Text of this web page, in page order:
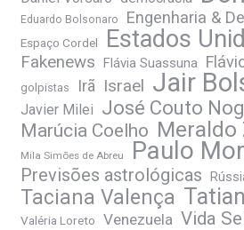
Eduardo Bolsonaro Engenharia &
Espaço Cordel Estados
Fakenews Flávia Suassuna
golpistas Irã Israel Jair
Javier Milei José Couto
Marúcia Coelho Meraldo
Mila Simões de Abreu Paulo
Previsões astrológicas
Taciana Valença
Valéria Loreto Venezuela Vida